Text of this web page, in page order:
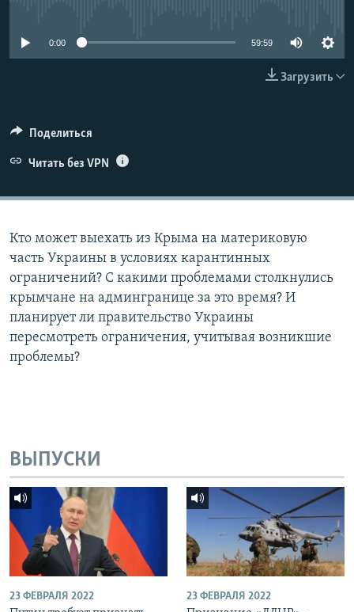
КРЫМ.НЕПОКОРЕННЫЙ
0:00 59:59
Загрузить
Поделиться
Читать без VPN
Кто может выехать из Крыма на материковую
часть Украины в условиях карантинных
ограничений? С какими проблемами столкнулись
крымчане на админгранице за это время? И
планирует ли правительство Украины
пересмотреть ограничения, учитывая возникшие
проблемы?
ВЫПУСКИ
23 ФЕВРАЛЯ 2022 23 ФЕВРАЛЯ 2022